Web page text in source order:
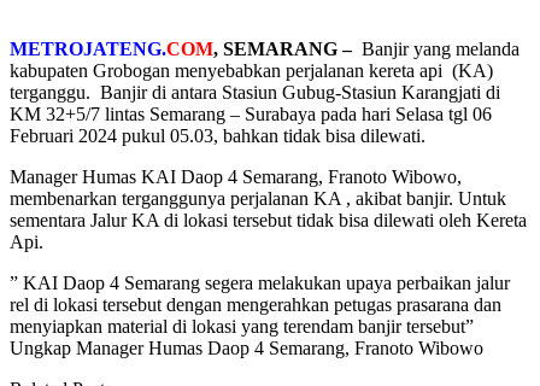
METROJATENG.COM, SEMARANG – Banjir yang melanda
kabupaten Grobogan menyebabkan perjalanan kereta api (KA)
terganggu. Banjir di antara Stasiun Gubug-Stasiun Karangjati di
KM 32+5/7 lintas Semarang – Surabaya pada hari Selasa tgl 06
Februari 2024 pukul 05.03, bahkan tidak bisa dilewati.
Manager Humas KAI Daop 4 Semarang, Franoto Wibowo,
membenarkan terganggunya perjalanan KA , akibat banjir. Untuk
sementara Jalur KA di lokasi tersebut tidak bisa dilewati oleh Kereta
Api.
” KAI Daop 4 Semarang segera melakukan upaya perbaikan jalur
rel di lokasi tersebut dengan mengerahkan petugas prasarana dan
menyiapkan material di lokasi yang terendam banjir tersebut”
Ungkap Manager Humas Daop 4 Semarang, Franoto Wibowo